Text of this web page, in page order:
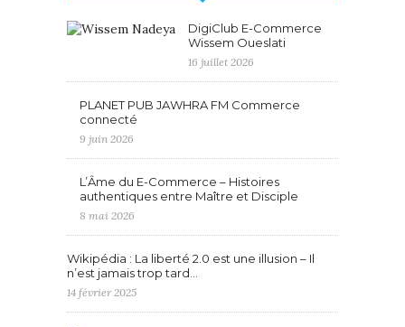
DigiClub E-Commerce
Wissem Oueslati
16 juillet 2026
PLANET PUB JAWHRA FM Commerce
connecté
9 juin 2026
L’Âme du E-Commerce – Histoires
authentiques entre Maître et Disciple
8 mai 2026
Wikipédia : La liberté 2.0 est une illusion – Il
n’est jamais trop tard…
14 février 2025